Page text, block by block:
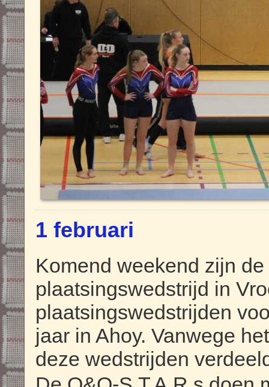
1 februari
Komend weekend zijn
plaatsingswedstrijd in
plaatsingswedstrijden
jaar in Ahoy. Vanwege
deze wedstrijden